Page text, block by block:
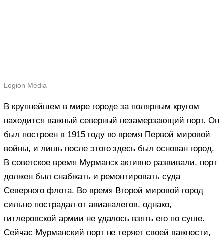
Legion Media
В крупнейшем в мире городе за полярным кругом
находится важный северный незамерзающий порт. Он
был построен в 1915 году во время Первой мировой
войны, и лишь после этого здесь был основан город.
В советское время Мурманск активно развивали, порт
должен был снабжать и ремонтировать суда
Северного флота. Во время Второй мировой город
сильно пострадал от авианалетов, однако,
гитлеровской армии не удалось взять его по суше.
Сейчас Мурманский порт не теряет своей важности,